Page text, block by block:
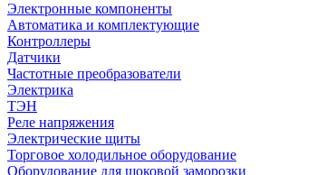
Электронные компоненты
Автоматика и комплектующие
Контроллеры
Датчики
Частотные преобразователи
Электрика
ТЭН
Реле напряжения
Электрические щиты
Торговое холодильное оборудование
Оборудование для шоковой заморозки